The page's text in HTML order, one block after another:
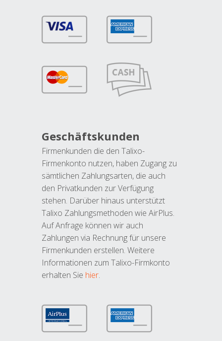
Geschäftskunden
Firmenkunden die den Talixo-
Firmenkonto nutzen, haben Zugang zu
sämtlichen Zahlungsarten, die auch
den Privatkunden zur Verfügung
stehen. Darüber hinaus unterstützt
Talixo Zahlungsmethoden wie AirPlus.
Auf Anfrage können wir auch
Zahlungen via Rechnung für unsere
Firmenkunden erstellen. Weitere
Informationen zum Talixo-Firmkonto
erhalten Sie hier.